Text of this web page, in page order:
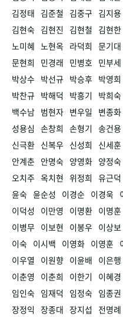
김정태 김준철 김중구 김지용
김현숙 김현진 김현철 김현한
노미혜 노현옥 라덕희 문기대
문현희
민경래 민병호 민부세
박상수 박선규 박승후 박영희
박찬규 박해덕 박흥기 박희숙
백수남 범현자 변우일 변종화
성용심 손창희 손형기 송건용
신극환 신복우 신성희 신세훈
안계춘 안명숙 양영화 양정숙
오치주 옥치현 위정희 유근덕
윤숙 윤순성 이경순 이경욱
이덕성
이만영 이명환 이명훈
이병무 이보현 이봉우 이상보
이숙 이시백 이영화 이영훈
이우열
이원향 이윤배 이은행
이춘영
이춘희 이한기 이혜경
임인숙 임재덕 임정숙 임종권
장정익 장종대 장지섭 전명례